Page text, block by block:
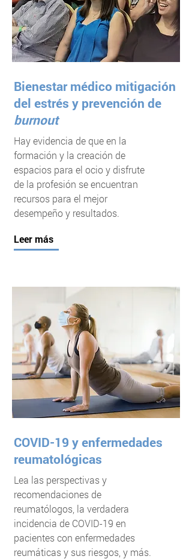
Bienestar médico mitigación
del estrés y prevención de
burnout
Hay evidencia de que en la
formación y la creación de
espacios para el ocio y disfrute
de la profesión se encuentran
recursos para el mejor
desempeño y resultados.
Leer más
COVID-19 y enfermedades
reumatológicas
Lea las perspectivas y
recomendaciones de
reumatólogos, la verdadera
incidencia de COVID-19 en
pacientes con enfermedades
reumáticas y sus riesgos, y más.